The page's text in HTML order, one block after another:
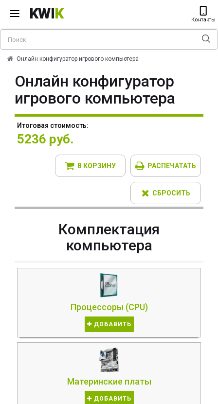
KWIK Контакты
Онлайн конфигуратор игрового компьютера
Онлайн конфигуратор
игрового компьютера
Итоговая стоимость:
5236 руб.
В КОРЗИНУ РАСПЕЧАТАТЬ
СБРОСИТЬ
Комплектация
компьютера
Процессоры (CPU)
ДОБАВИТЬ
Материнские платы
ДОБАВИТЬ